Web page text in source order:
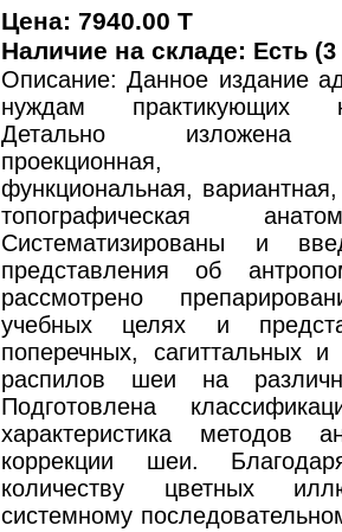
Цена: 7940.00 T
Наличие на складе: Есть
Описание: Данное издание
нуждам практикующих
Детально изложена
проекционная,
функциональная,
топографическая
Систематизированы и
представления об
рассмотрено
учебных целях и
поперечных, сагиттальных
распилов шеи на
Подготовлена
характеристика методов
коррекции шеи.
количеству цветных
системному